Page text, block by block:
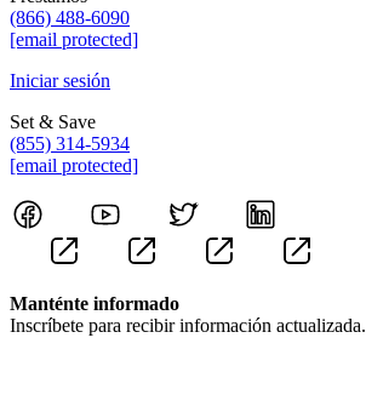
(866) 488-6090
[email protected]
Iniciar sesión
Set & Save
(855) 314-5934
[email protected]
Manténte informado
Inscríbete para recibir información actualizada.